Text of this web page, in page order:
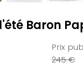
Baron
Prix
245 €